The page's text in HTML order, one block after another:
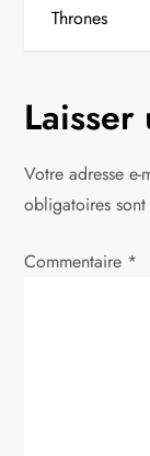
g
a
t
i
Thrones
Votre adresse
obligatoires
Commentaire *